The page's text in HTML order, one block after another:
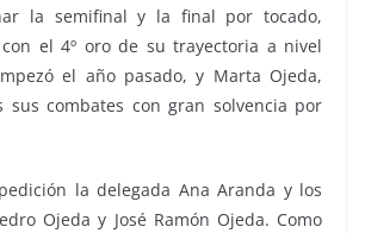
la semifinal y la final por tocado,
el 4º oro de su trayectoria a nivel
el año pasado, y Marta Ojeda,
sus combates con gran solvencia por
la delegada Ana Aranda y los
Ojeda y José Ramón Ojeda. Como